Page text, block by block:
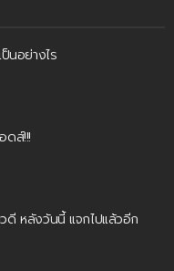
นอย่างไร
ดส์!!!
ดี หลังวันนี้ แจกไปแล้วอีก